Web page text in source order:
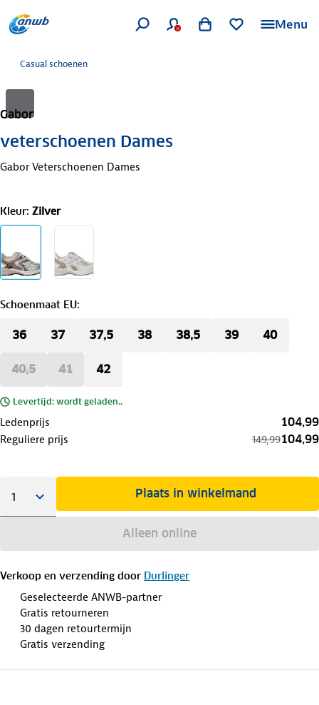
Menu
Casual schoenen
Gabor
veterschoenen Dames
Gabor Veterschoenen Dames
Kleur: Zilver
Schoenmaat EU:
36 37 37,5 38 38,5 39 40
40,5 41 42
Levertijd: wordt geladen..
Ledenprijs 104,99
Reguliere prijs 149,99104,99
Plaats in winkelmand
Alleen online
Verkoop en verzending door Durlinger
Geselecteerde ANWB-partner
Gratis retourneren
30 dagen retourtermijn
Gratis verzending